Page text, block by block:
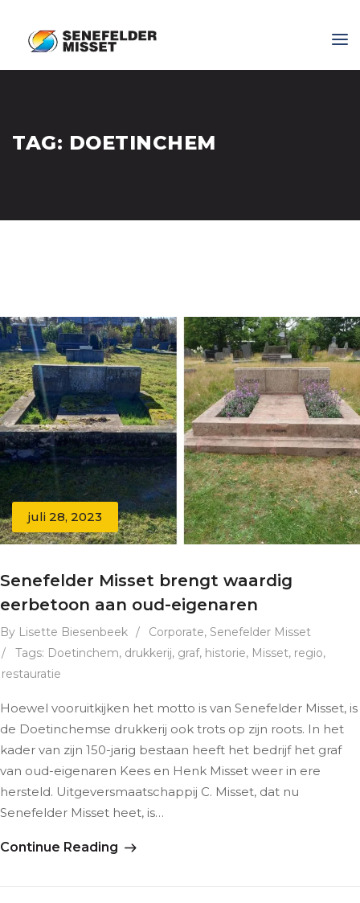
TAG: DOETINCHEM
juli 28, 2023
Senefelder Misset brengt waardig
eerbetoon aan oud-eigenaren
By Lisette Biesenbeek / Corporate, Senefelder Misset
/
Tags: Doetinchem, drukkerij, graf, historie, Misset, regio,
restauratie
Hoewel vooruitkijken het motto is van Senefelder Misset, is
de Doetinchemse drukkerij ook trots op zijn roots. In het
kader van zijn 150-jarig bestaan heeft het bedrijf het graf
van oud-eigenaren Kees en Henk Misset weer in ere
hersteld. Uitgeversmaatschappij C. Misset, dat nu
Senefelder Misset heet, is…
Continue Reading